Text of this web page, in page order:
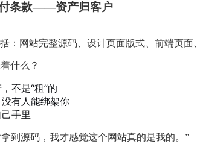
条款——资产归客户
：网站完整源码、设计页面版式、前端页
什么？
不是“租”的
有人能绑架你
手里
拿到源码，我才感觉这个网站真的是我的。”